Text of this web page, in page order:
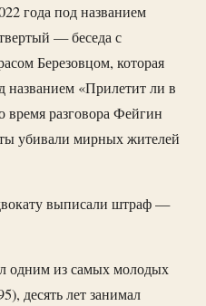
года под названием
— беседа с
Березовцом, которая
названием «Прилетит ли в
разговора Фейгин
убивали мирных жителей
выписали штраф —
из самых молодых
десять лет занимал